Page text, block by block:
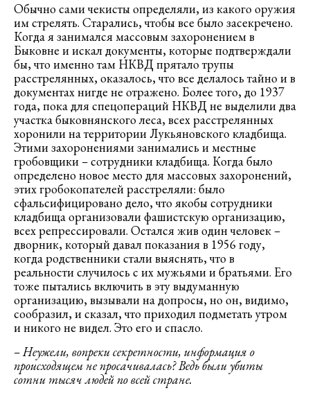
Обычно сами чекисты определяли, из какого оружия
им стрелять. Старались, чтобы все было засекречено.
Когда я занимался массовым захоронением в
Быковне и искал документы, которые подтверждали
бы, что именно там НКВД прятало трупы
расстрелянных, оказалось, что все делалось тайно и в
документах нигде не отражено. Более того, до 1937
года, пока для спецопераций НКВД не выделили два
участка быковнянского леса, всех расстрелянных
хоронили на территории Лукьяновского кладбища.
Этими захоронениями занимались и местные
гробовщики –сотрудники кладбища. Когда было
определено новое место для массовых захоронений,
этих гробокопателей расстреляли: было
сфальсифицировано дело, что якобы сотрудники
кладбища организовали фашистскую организацию,
всех репрессировали. Остался жив один человек –
дворник, который давал показания в 1956 году,
когда родственники стали выяснять, что в
реальности случилось с их мужьями и братьями. Его
тоже пытались включить в эту выдуманную
организацию, вызывали на допросы, но он, видимо,
сообразил, и сказал, что приходил подметать утром
и никого не видел. Это его и спасло.
– Неужели, вопреки секретности, информация о
происходящем не просачивалась? Ведь были убиты
сотни тысяч людей по всей стране.